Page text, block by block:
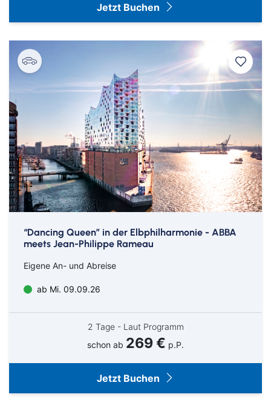
Jetzt Buchen
“Dancing Queen” in der Elbphilharmonie - ABBA
meets Jean-Philippe Rameau
Eigene An- und Abreise
ab Mi. 09.09.26
2 Tage - Laut Programm
schon ab 269 € p.P.
Jetzt Buchen